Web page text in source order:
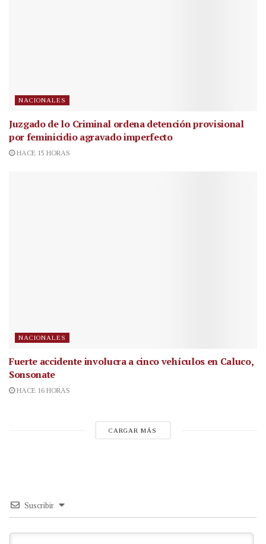
NACIONALES
Juzgado de lo Criminal ordena detención provisional
por feminicidio agravado imperfecto
HACE 15 HORAS
NACIONALES
Fuerte accidente involucra a cinco vehículos en Caluco,
Sonsonate
HACE 16 HORAS
CARGAR MÁS
Suscribir